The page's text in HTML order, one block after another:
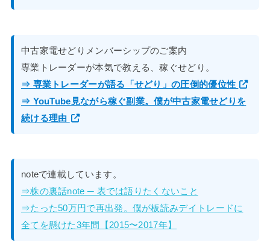
中古家電せどりメンバーシップのご案内
専業トレーダーが本気で教える、稼ぐせどり。
⇒ 専業トレーダーが語る「せどり」の圧倒的優位性
⇒ YouTube見ながら稼ぐ副業。僕が中古家電せどりを
続ける理由
noteで連載しています。
⇒株の裏話note ─ 表では語りたくないこと
⇒たった50万円で再出発。僕が板読みデイトレードに
全てを懸けた3年間【2015〜2017年】